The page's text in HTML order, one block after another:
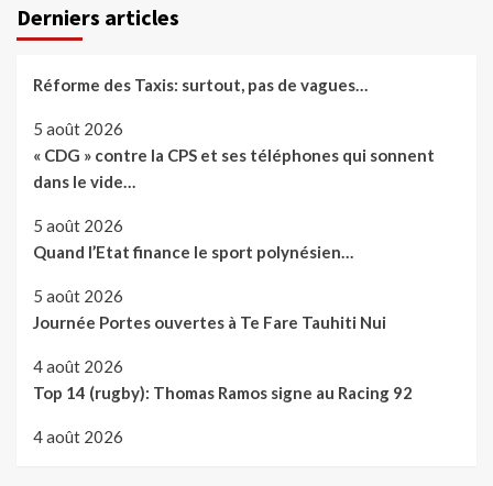
Derniers articles
Réforme des Taxis: surtout, pas de vagues…
5 août 2026
« CDG » contre la CPS et ses téléphones qui sonnent
dans le vide…
5 août 2026
Quand l’Etat finance le sport polynésien…
5 août 2026
Journée Portes ouvertes à Te Fare Tauhiti Nui
4 août 2026
Top 14 (rugby): Thomas Ramos signe au Racing 92
4 août 2026